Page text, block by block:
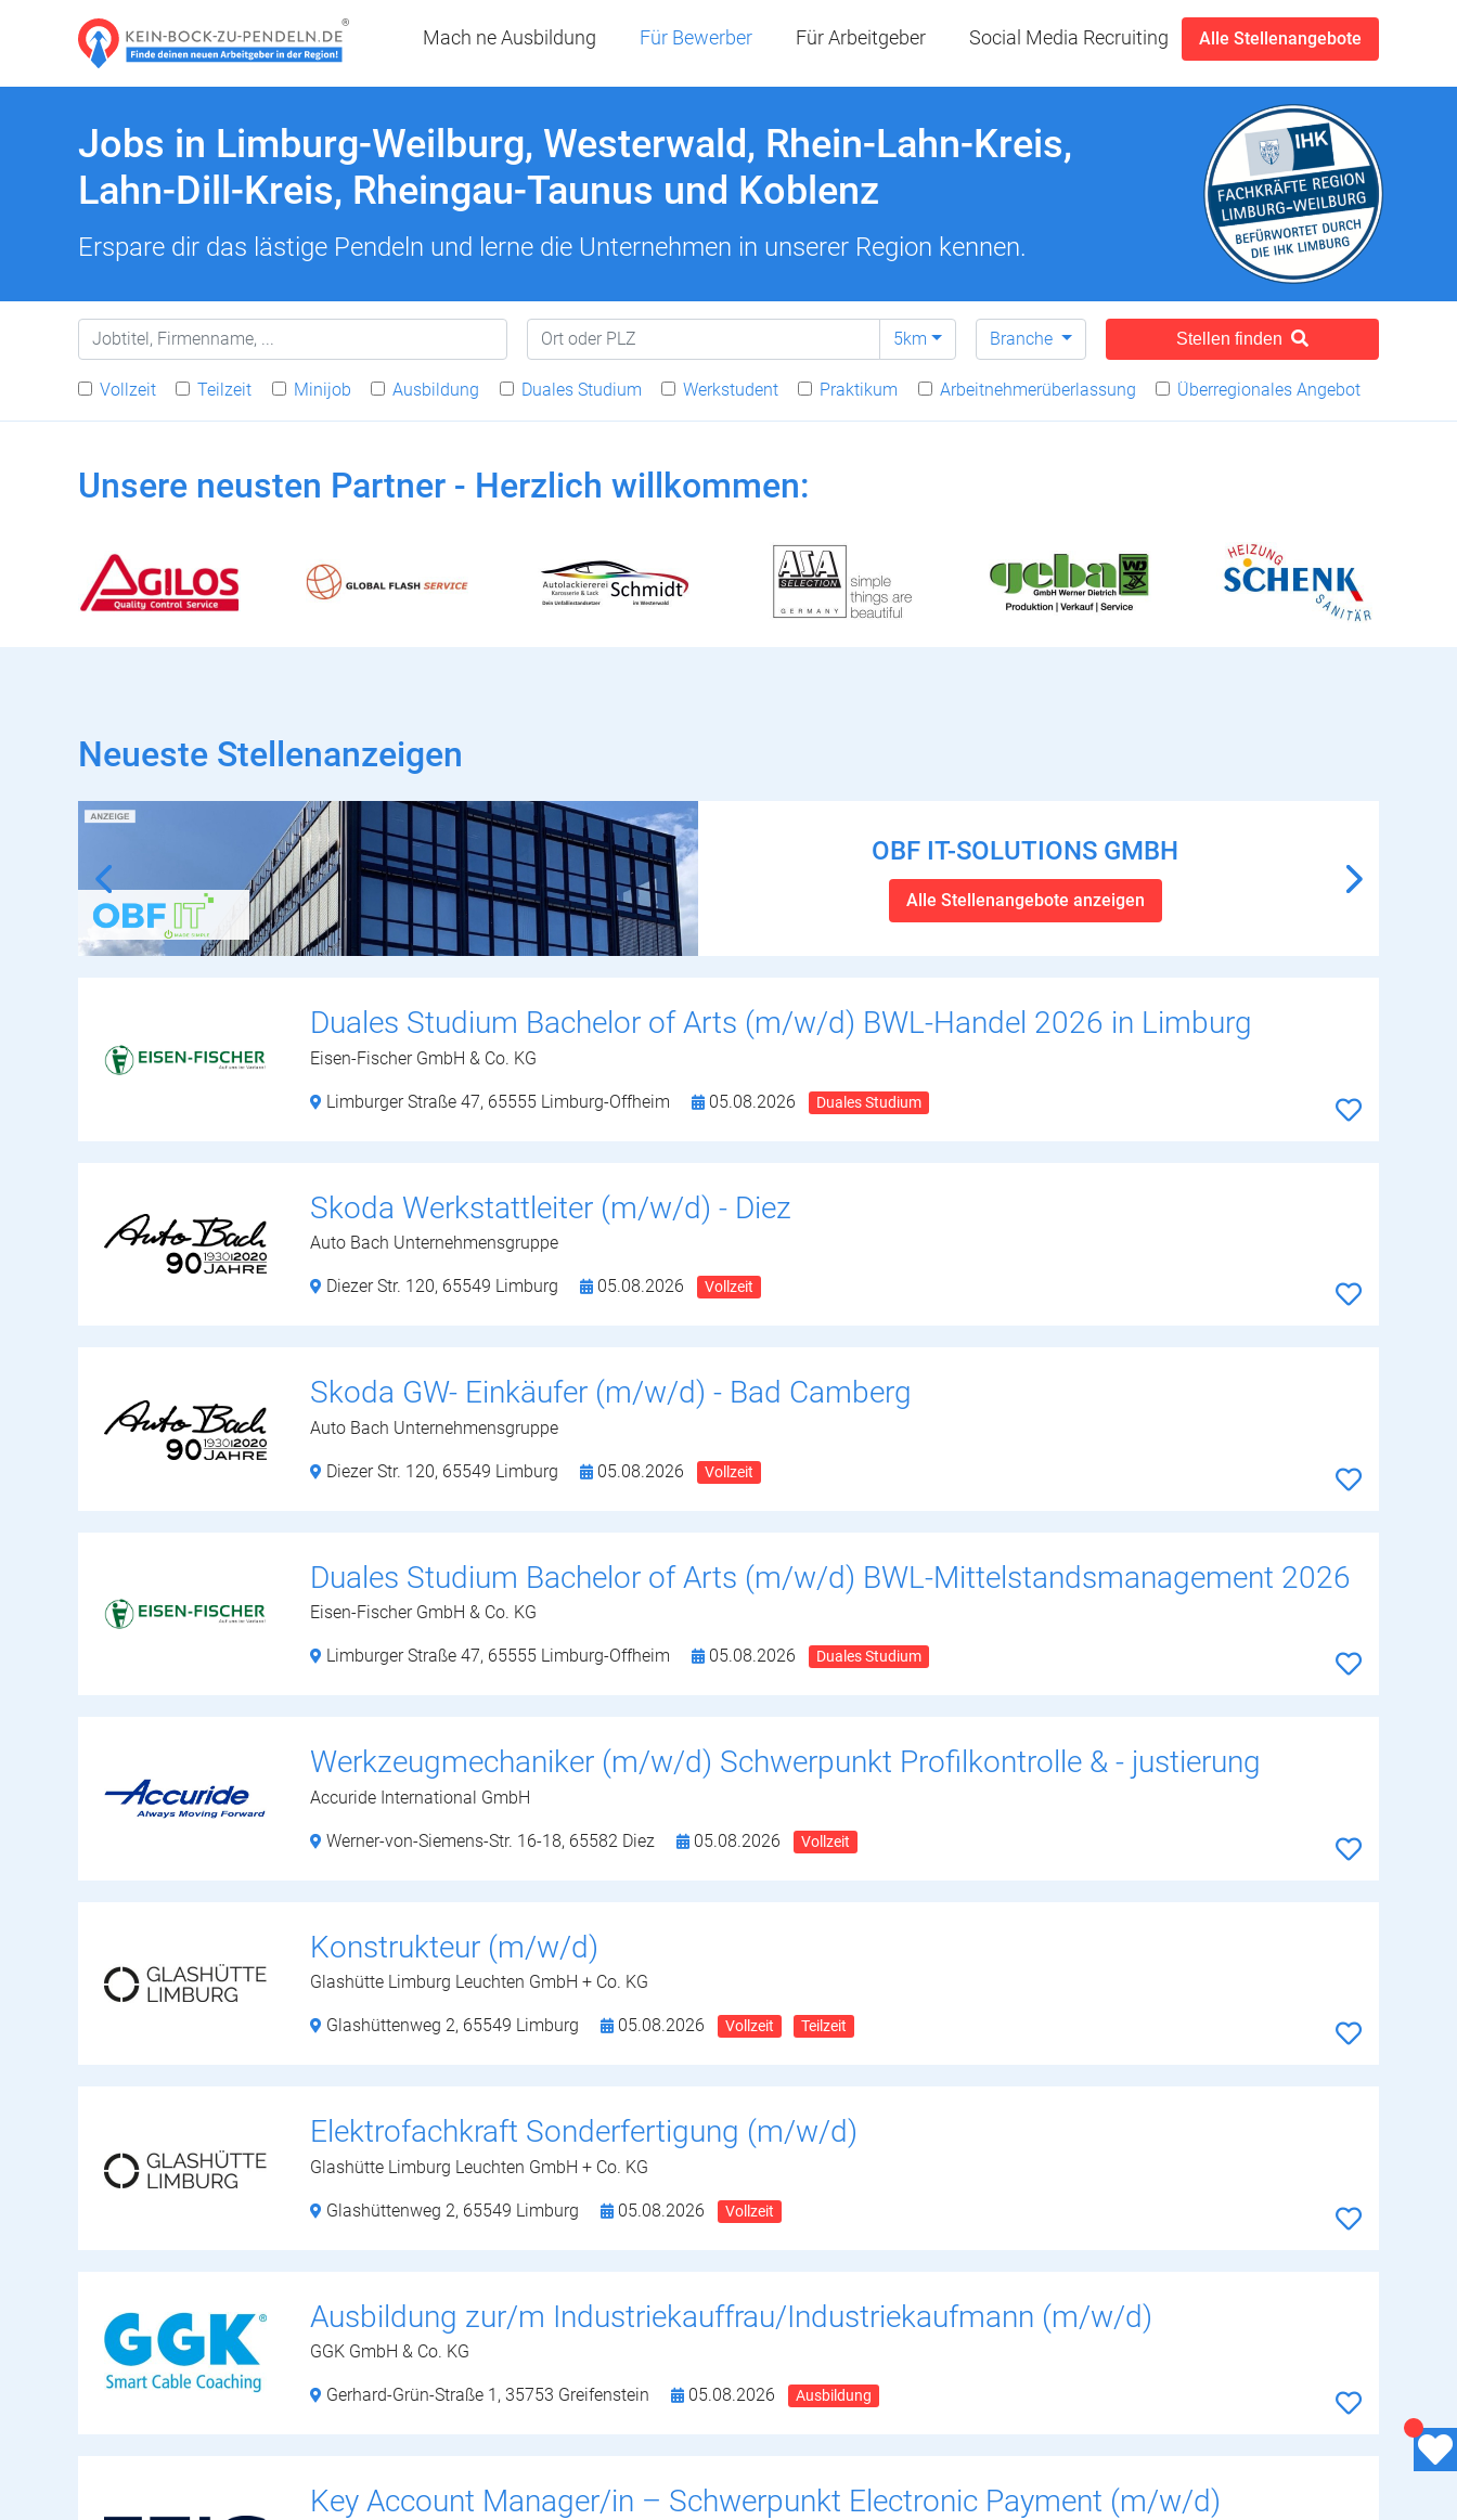
Mach ne Ausbildung Für Bewerber Für Arbeitgeber Social Media Recruiting Alle Stellenangebote
Jobs in Limburg-Weilburg, Westerwald, Rhein-Lahn-Kreis,
Lahn-Dill-Kreis, Rheingau-Taunus und Koblenz
Erspare dir das lästige Pendeln und lerne die Unternehmen in unserer Region kennen.
5km Branche Stellen finden
Vollzeit Teilzeit Minijob Ausbildung Duales Studium Werkstudent Praktikum Arbeitnehmerüberlassung Überregionales Angebot
Unsere neusten Partner - Herzlich willkommen:
Neueste Stellenanzeigen
OBF IT-SOLUTIONS GMBH
Alle Stellenangebote anzeigen
Duales Studium Bachelor of Arts (m/w/d) BWL-Handel 2026 in Limburg
Eisen-Fischer GmbH & Co. KG
Limburger Straße 47, 65555 Limburg-Offheim 05.08.2026 Duales Studium
Skoda Werkstattleiter (m/w/d) - Diez
Auto Bach Unternehmensgruppe
Diezer Str. 120, 65549 Limburg 05.08.2026 Vollzeit
Skoda GW- Einkäufer (m/w/d) - Bad Camberg
Auto Bach Unternehmensgruppe
Diezer Str. 120, 65549 Limburg 05.08.2026 Vollzeit
Duales Studium Bachelor of Arts (m/w/d) BWL-Mittelstandsmanagement 2026
Eisen-Fischer GmbH & Co. KG
Limburger Straße 47, 65555 Limburg-Offheim 05.08.2026 Duales Studium
Werkzeugmechaniker (m/w/d) Schwerpunkt Profilkontrolle & - justierung
Accuride International GmbH
Werner-von-Siemens-Str. 16-18, 65582 Diez 05.08.2026 Vollzeit
Konstrukteur (m/w/d)
Glashütte Limburg Leuchten GmbH + Co. KG
Glashüttenweg 2, 65549 Limburg 05.08.2026 Vollzeit Teilzeit
Elektrofachkraft Sonderfertigung (m/w/d)
Glashütte Limburg Leuchten GmbH + Co. KG
Glashüttenweg 2, 65549 Limburg 05.08.2026 Vollzeit
Ausbildung zur/m Industriekauffrau/Industriekaufmann (m/w/d)
GGK GmbH & Co. KG
Gerhard-Grün-Straße 1, 35753 Greifenstein 05.08.2026 Ausbildung
Key Account Manager/in – Schwerpunkt Electronic Payment (m/w/d)